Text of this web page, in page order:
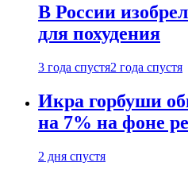
В России
для похудения
3 года спустя2 года спустя
Икра горбуши
на 7% на фоне
2 дня спустя